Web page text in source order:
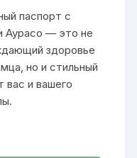
паспорт с
Аурасо — это не
здоровье
но и стильный
вас и вашего